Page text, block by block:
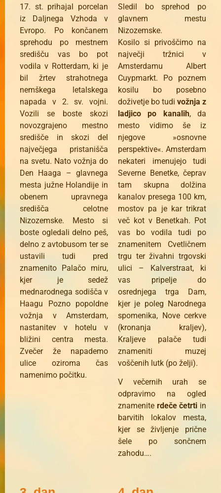
17. st. prihajal porcelan
iz Daljnega Vzhoda v
Evropo. Po končanem
sprehodu po mestnem
središču vas bo pot
vodila v Rotterdam, ki je
bil žrtev strahotnega
nemškega letalskega
napada v 2. sv. vojni.
Vozili se boste skozi
novozgrajeno mestno
središče in skozi del
največjega pristanišča
na svetu. Nato vožnja do
Den Haaga – glavnega
mesta južne Holandije in
obenem upravnega
središča celotne
Nizozemske. Mesto si
boste ogledali delno peš,
delno z avtobusom ter se
ustavili tudi pred
znamenito Palačo miru,
kjer je sedež
mednarodnega sodišča v
Haagu Pozno popoldne
vožnja v Amsterdam,
nastanitev v hotelu v
bližini centra mesta.
Zvečer že napademo
ulice oziroma čas
namenimo počitku.
Sledil bo sprehod po
glavnem mestu
Nizozemske.
Kosilo si privoščimo na
največji tržnici v
Amsterdamu Albert
Cuypmarkt. Po poznem
kosilu bo posebno
doživetje bo tudi vožnja z
ladjico po kanalih, da
mesto vidimo še iz
njegove »osnovne
perspektive«. Amsterdam
nekateri imenujejo tudi
Severne Benetke, čeprav
tam skupna dolžina
kanalov presega 100 km,
mostov pa je kar trikrat
več kot v Benetkah. Pot
vas bo vodila tudi po
znamenitem Cvetličnem
trgu ter živahni trgovski
ulici – Kalverstraat, ki
vas pripelje do
osrednjega trga Dam,
kjer je poleg Narodnega
spomenika, Nove cerkve
(kronanja kraljev),
Kraljeve palače tudi
znameniti muzej
voščenih lutk (po želji).
V večernih urah se
odpravimo na ogled
znamenite rdeče četrti in
barvitih lokalov mesta,
kjer se življenje prične
šele po sončnem
zahodu….